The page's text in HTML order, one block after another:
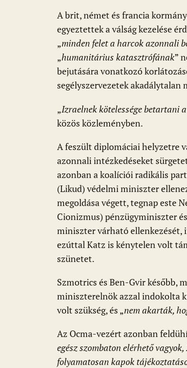
A brit, német és francia
egyeztettek a válság kezelése
„minden felet a harcok azonnali
„humanitárius katasztrófának”
bejutására vonatkozó
segélyszervezetek akadálytalan
„Izraelnek kötelessége betartani
közös közleményben.
A feszült diplomáciai helyzetre
azonnali intézkedéseket
azonban a koalíciói radikális
(Likud) védelmi miniszter
megoldása végett, tegnap este
Cionizmus) pénzügyminiszter
miniszter várható ellenkezését,
ezúttal Katz is kénytelen volt
szünetet.
Szmotrics és Ben-Gvir később,
miniszterelnök azzal indokolta
volt szükség, és „nem akarták,
Az Ocma-vezért azonban
egész szombaton elérhető
folyamatosan kapok